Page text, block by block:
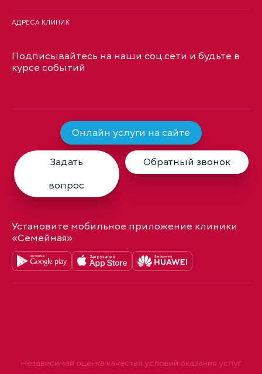
АДРЕСА КЛИНИК
Подписывайтесь на наши соц.сети и будьте в
курсе событий
Онлайн услуги на сайте
Задать
вопрос
Обратный звонок
Установите мобильное приложение клиники
«Семейная»
Независимая оценка качества условий оказания услуг